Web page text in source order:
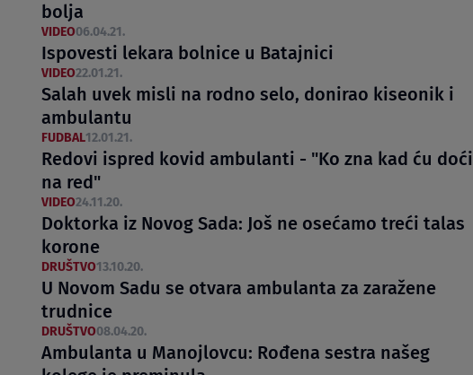
bolja
VIDEO06.04.21.
Ispovesti lekara bolnice u Batajnici
VIDEO22.01.21.
Salah uvek misli na rodno selo, donirao kiseonik i
ambulantu
FUDBAL12.01.21.
Redovi ispred kovid ambulanti - "Ko zna kad ću doći
na red"
VIDEO24.11.20.
Doktorka iz Novog Sada: Još ne osećamo treći talas
korone
DRUŠTVO13.10.20.
U Novom Sadu se otvara ambulanta za zaražene
trudnice
DRUŠTVO08.04.20.
Ambulanta u Manojlovcu: Rođena sestra našeg